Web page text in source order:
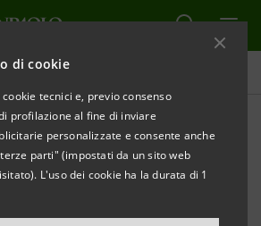
di cookie
tecnici e, previo consenso
profilazione al fine di inviare
personalizzate e consente anche
parti" (impostati da un sito web
L'uso dei cookie ha la durata di 1
la previdenza